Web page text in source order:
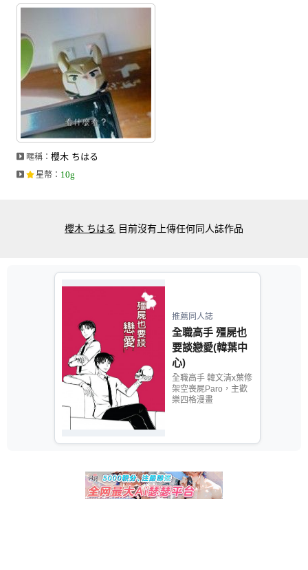
會員功能選單
註冊會員
登入
暱稱：櫻木 ちはる
星幣 ： 10g
櫻木 ちはる 目前沒有上傳任何同人誌作品
推薦同人誌
全職高手 殭屍也
要談戀愛(韓葉中
心)
全職高手 韓文清x葉修
架空喪屍Paro，主歡
樂四格漫畫